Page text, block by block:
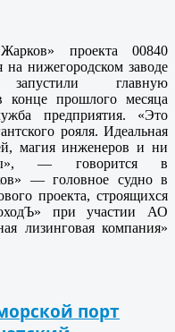
проекта 00840
на нижегородском заводе
главную
конце прошлого месяца
предприятия. «Это
рояля. Идеальная
магия инженеров и ни
— говорится в
— головное судно в
проекта, строящихся
при участии АО
лизинговая компания»
порт